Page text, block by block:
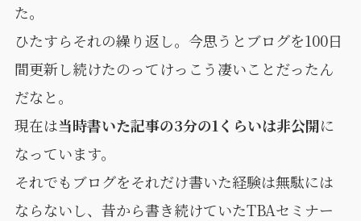
た。
ひたすらそれの繰り返し。今思うとブログを100日
間更新し続けたのってけっこう凄いことだったん
だなと。
現在は当時書いた記事の3分の1くらいは非公開に
なっています。
それでもブログをそれだけ書いた経験は無駄には
ならないし、昔から書き続けていたTBAセミナー